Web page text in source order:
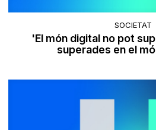
SOCIETAT
'El món digital no pot
superades en el